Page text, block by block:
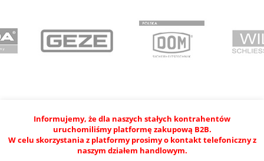
Informujemy, że dla naszych stałych kontrahentów
uruchomiliśmy platformę zakupową B2B.
W celu skorzystania z platformy prosimy o kontakt telefoniczny z
naszym działem handlowym.